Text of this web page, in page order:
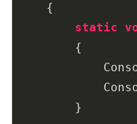
    {
static
        {
        }